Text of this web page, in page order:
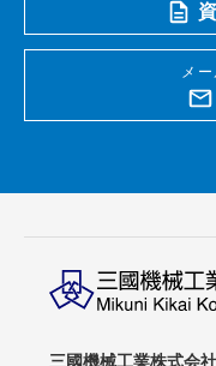
メ
三國機械工業株式会社